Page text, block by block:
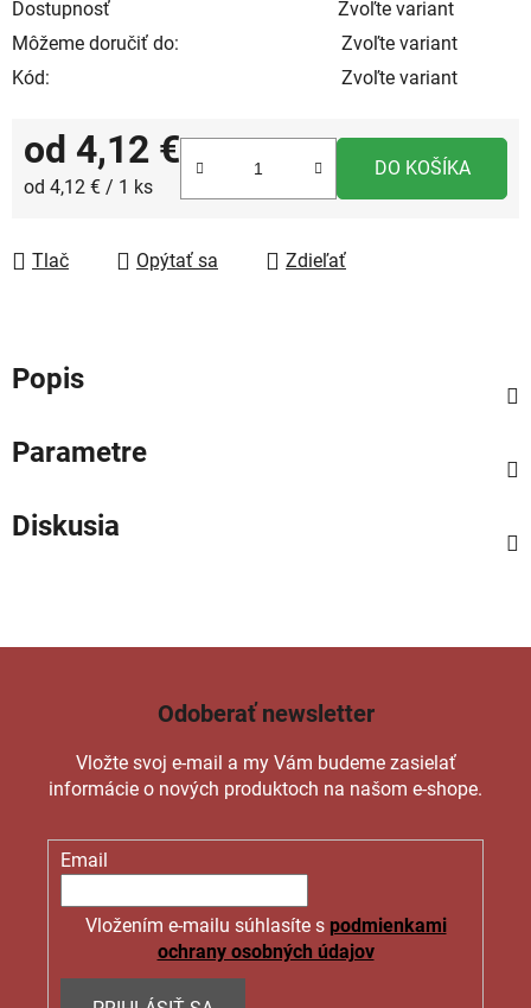
Dostupnosť
Zvoľte variant
Môžeme doručiť do:
Zvoľte variant
Kód:
Zvoľte variant
od 4,12 €
Jednotková cena:
od 4,12 € / 1 ks
DO KOŠÍKA
Tlač Opýtať sa Zdieľať
Popis
Parametre
Diskusia
Odoberať newsletter
Vložte svoj e-mail a my Vám budeme zasielať
informácie o nových produktoch na našom e-shope.
Email
Vložením e-mailu súhlasíte s podmienkami
ochrany osobných údajov